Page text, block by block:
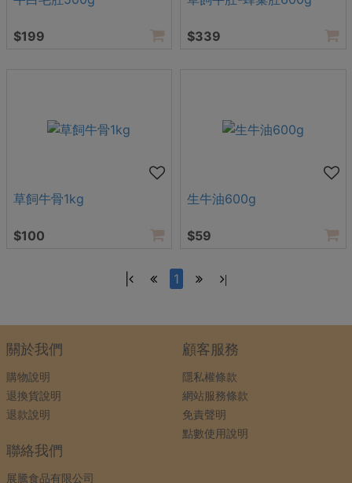
$199 $339
草飼牛骨1kg
$100
生牛油600g
$59
1 |
關於我們
購物說明
退換貨說明
退款說明
顧客服務
隱私權條款
網站服務條款
免責聲明
點數使用說明
聯絡我們
展騰食品有限公司